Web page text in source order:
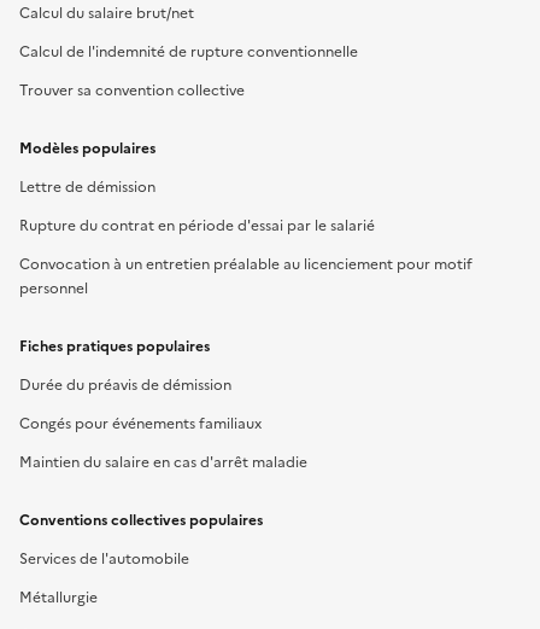
Calcul du salaire brut/net
Calcul de l'indemnité de rupture conventionnelle
Trouver sa convention collective
Modèles populaires
Lettre de démission
Rupture du contrat en période d'essai par le salarié
Convocation à un entretien préalable au licenciement pour motif
personnel
Fiches pratiques populaires
Durée du préavis de démission
Congés pour événements familiaux
Maintien du salaire en cas d'arrêt maladie
Conventions collectives populaires
Services de l'automobile
Métallurgie